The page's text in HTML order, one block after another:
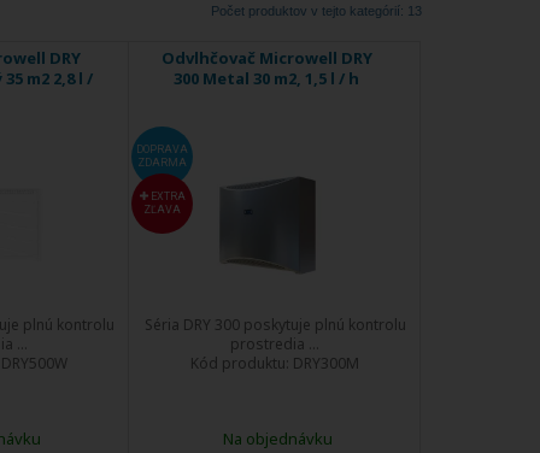
Počet produktov v tejto kategórií: 13
DRY
m2 2,8 l /
plnú kontrolu
...
DRY500W
Odvlhčovač Microwell DRY
300 Metal 30 m2, 1,5 l / h
DOPRAVA
ZDARMA
EXTRA
ZĽAVA
Séria DRY 300 poskytuje plnú kontrolu
prostredia ...
Kód produktu: DRY300M
Na objednávku